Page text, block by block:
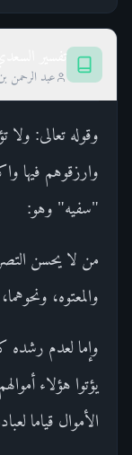
عبد الرحمن
وقوله تعالى: ولا
وارزقوهم فيها
"سفيه" وهو:
من لا يحسن
والمعتوه، ونحوهما،
وإما لعدم رشده
يؤتوا هؤلاء
الأموال قياما